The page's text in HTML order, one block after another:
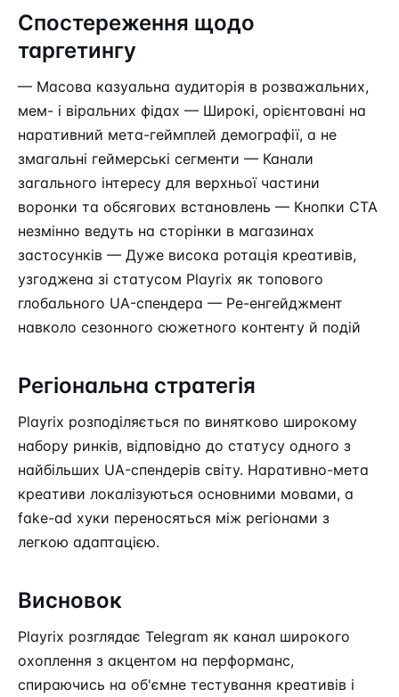
Спостереження щодо
таргетингу
— Масова казуальна аудиторія в розважальних,
мем- і віральних фідах — Широкі, орієнтовані на
наративний мета-геймплей демографії, а не
змагальні геймерські сегменти — Канали
загального інтересу для верхньої частини
воронки та обсягових встановлень — Кнопки CTA
незмінно ведуть на сторінки в магазинах
застосунків — Дуже висока ротація креативів,
узгоджена зі статусом Playrix як топового
глобального UA-спендера — Ре-енгейджмент
навколо сезонного сюжетного контенту й подій
Регіональна стратегія
Playrix розподіляється по винятково широкому
набору ринків, відповідно до статусу одного з
найбільших UA-спендерів світу. Наративно-мета
креативи локалізуються основними мовами, а
fake-ad хуки переносяться між регіонами з
легкою адаптацією.
Висновок
Playrix розглядає Telegram як канал широкого
охоплення з акцентом на перформанс,
спираючись на об'ємне тестування креативів і